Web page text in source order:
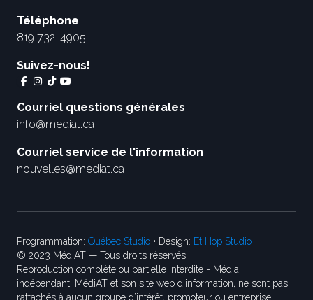
Téléphone
819 732-4905
Suivez-nous!
Courriel questions générales
info@mediat.ca
Courriel service de l'information
nouvelles@mediat.ca
Programmation: Québec Studio • Design: Et Hop Studio
© 2023 MédiAT — Tous droits réservés
Reproduction complète ou partielle interdite - Média
indépendant, MédiAT et son site web d'information, ne sont pas
rattachés à aucun groupe d’intérêt, promoteur ou entreprise.